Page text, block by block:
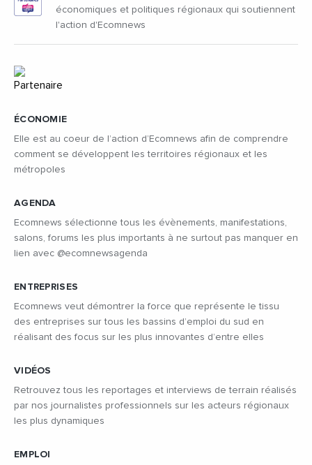
ÉCONOMIE
Elle est au coeur de l’action d’Ecomnews afin de comprendre
comment se développent les territoires régionaux et les
métropoles
AGENDA
Ecomnews sélectionne tous les évènements, manifestations,
salons, forums les plus importants à ne surtout pas manquer en
lien avec @ecomnewsagenda
ENTREPRISES
Ecomnews veut démontrer la force que représente le tissu
des entreprises sur tous les bassins d’emploi du sud en
réalisant des focus sur les plus innovantes d’entre elles
VIDÉOS
Retrouvez tous les reportages et interviews de terrain réalisés
par nos journalistes professionnels sur les acteurs régionaux
les plus dynamiques
EMPLOI
économiques et politiques régionaux qui soutiennent
l'action d'Ecomnews